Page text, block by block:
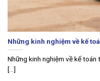
Những kinh nghiệm về kế
Những kinh nghiệm về kế
[...]